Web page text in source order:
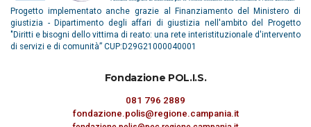
Progetto implementato anche grazie al Finanziamento del Ministero di
giustizia - Dipartimento degli affari di giustizia nell'ambito del Progetto
"Diritti e bisogni dello vittima di reato: una rete interistituzionale d'intervento
di servizi e di comunità” CUP:D29G21000040001
Fondazione POL.I.S.
081 796 2889
fondazione.polis@regione.campania.it